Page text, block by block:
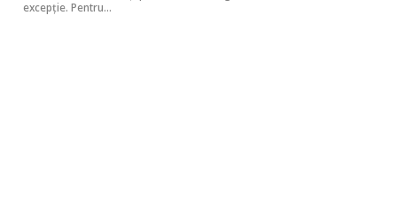
excepție. Pentru…